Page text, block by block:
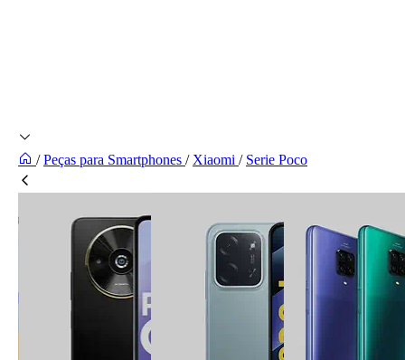
/ Peças para Smartphones / Xiaomi / Serie Poco